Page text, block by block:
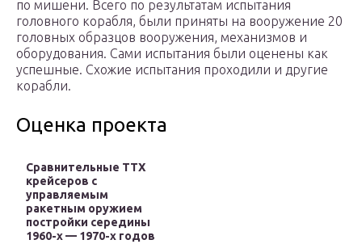
по мишени. Всего по результатам испытания
головного корабля, были приняты на вооружение 20
головных образцов вооружения, механизмов и
оборудования. Сами испытания были оценены как
успешные. Схожие испытания проходили и другие
корабли.
Оценка проекта
Сравнительные ТТХ
крейсеров с
управляемым
ракетным оружием
постройки середины
1960-х — 1970-х годов